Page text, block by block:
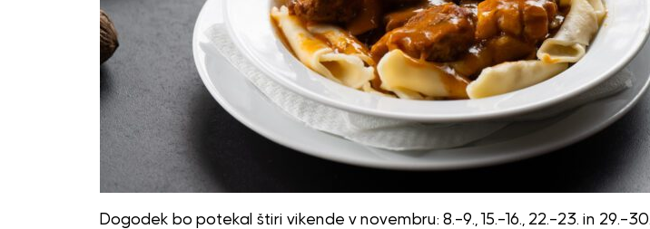
Dogodek bo potekal štiri vikende v novembru: 8.–9., 15.–16., 22.–23. in